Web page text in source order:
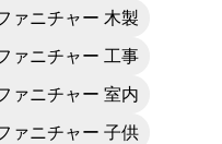
ァニチャー 木製
ァニチャー 工事
ァニチャー 室内
ァニチャー 子供